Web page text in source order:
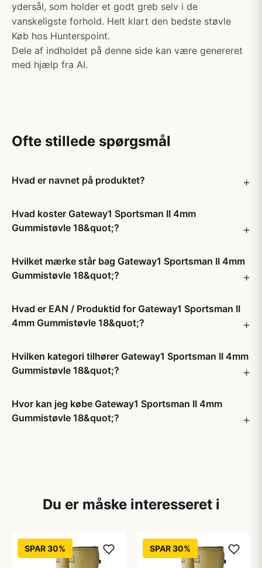
ydersål, som holder et godt greb selv i de
vanskeligste forhold. Helt klart den bedste støvle
Køb hos Hunterspoint.
Dele af indholdet på denne side kan være genereret
med hjælp fra AI.
Ofte stillede spørgsmål
Hvad er navnet på produktet?
Hvad koster Gateway1 Sportsman II 4mm
Gummistøvle 18&quot;?
Hvilket mærke står bag Gateway1 Sportsman II 4mm
Gummistøvle 18&quot;?
Hvad er EAN / Produktid for Gateway1 Sportsman II
4mm Gummistøvle 18&quot;?
Hvilken kategori tilhører Gateway1 Sportsman II 4mm
Gummistøvle 18&quot;?
Hvor kan jeg købe Gateway1 Sportsman II 4mm
Gummistøvle 18&quot;?
Du er måske interesseret i
SPAR 30% SPAR 30%